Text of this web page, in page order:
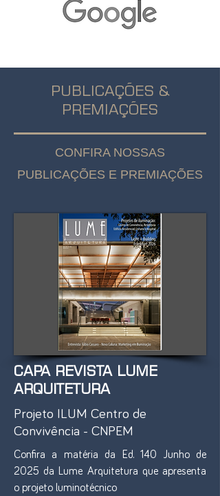
PUBLICAÇÕES &
PREMIAÇÕES
CONFIRA NOSSAS
PUBLICAÇÕES E PREMIAÇÕES
CAPA REVISTA LUME
ARQUITETURA
Projeto ILUM Centro de
Convivência - CNPEM
Confira a matéria da Ed. 140 Junho de
2025 da Lume Arquitetura que apresenta
o projeto luminotécnico